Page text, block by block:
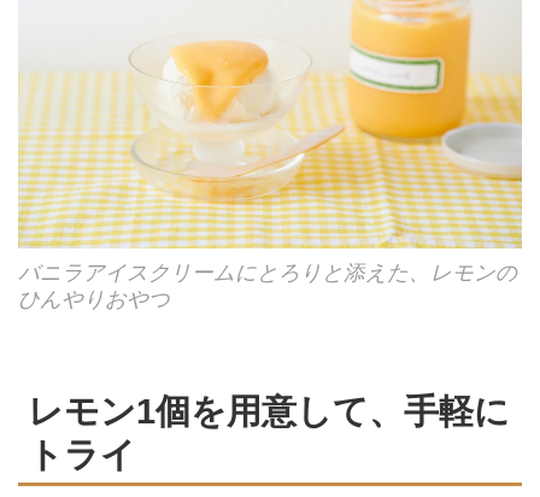
バニラアイスクリームにとろりと添えた、レモンの
ひんやりおやつ
レモン1個を用意して、手軽に
トライ